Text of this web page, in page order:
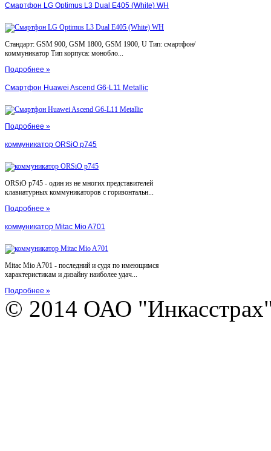
Смартфон LG Optimus L3 Dual E405 (White) WH
Стандарт: GSM 900, GSM 1800, GSM 1900, U Тип: смартфон/
коммуникатор Тип корпуса: монобло...
Подробнее »
Смартфон Huawei Ascend G6-L11 Metallic
Подробнее »
коммуникатор ORSiO p745
ORSiO p745 - один из не многих представителей
клавиатурных коммуникаторов с горизонтальн...
Подробнее »
коммуникатор Mitac Mio A701
Mitac Mio A701 - последний и судя по имеющимся
характеристикам и дизайну наиболее удач...
Подробнее »
© 2014 ОАО